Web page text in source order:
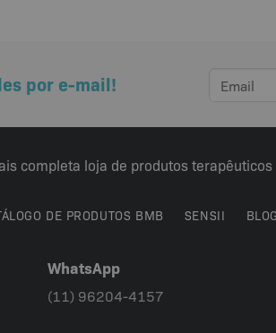
por e-mail!
completa loja de produtos
DE PRODUTOS BMB SENSII BLOG
WhatsApp
(11) 96204-4157